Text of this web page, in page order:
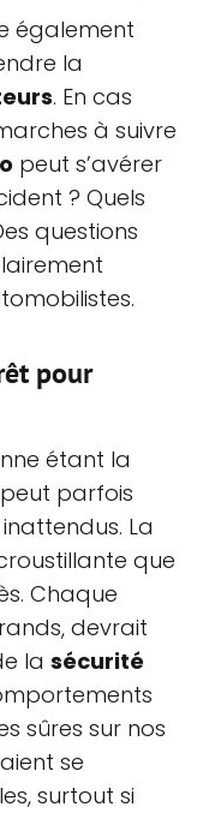
également
la
. En cas
à suivre
peut s’avérer
? Quels
questions
pour
étant la
parfois
La
que
Chaque
devrait
la sécurité
sûres sur nos
se
surtout si